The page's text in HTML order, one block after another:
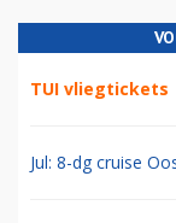
TUI vliegtickets
Jul: 8-dg cruise